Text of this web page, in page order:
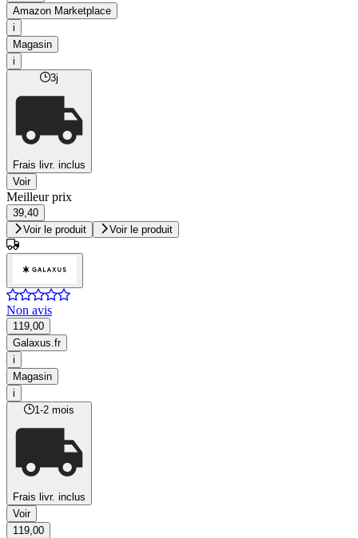
Amazon Marketplace
i
Magasin
i
3j
Frais livr. inclus
Voir
Meilleur prix
39,40
Voir le produit
Voir le produit
Non avis
119,00
Galaxus.fr
i
Magasin
i
1-2 mois
Frais livr. inclus
Voir
119,00